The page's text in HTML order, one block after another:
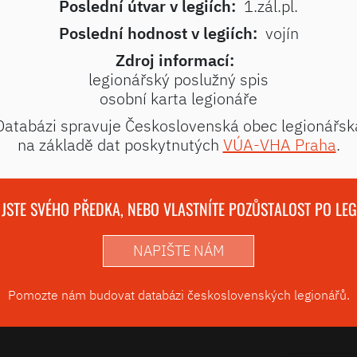
Poslední útvar v legiích: 1.zál.pl.
Poslední hodnost v legiích: vojín
Zdroj informací:
legionářský poslužný spis
osobní karta legionáře
spravuje Československá obec
na základě dat poskytnutých VÚA-VHA Praha.
SVÉHO PŘEDKA, NEBO VLASTNÍTE POZŮSTALOST PO
NAPIŠTE NÁM
Pomozte nám budovat databázi československých legionářů.